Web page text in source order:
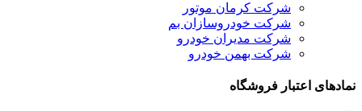
شرکت کرمان موتور
شرکت خودروسازان بم
شرکت مدیران خودرو
شرکت بهمن خودرو
نمادهای اعتبار فروشگاه